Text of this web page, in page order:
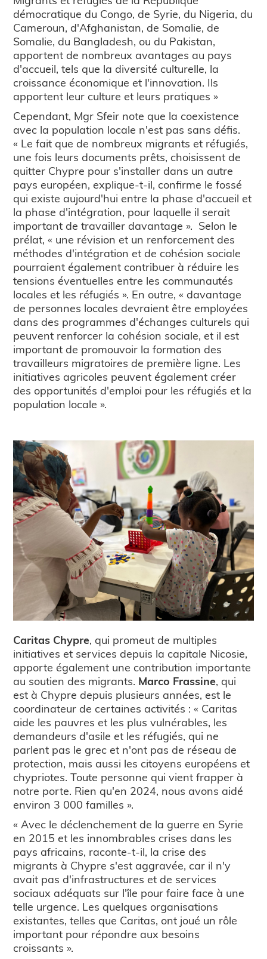
démocratique du Congo, de Syrie, du Nigeria, du
Cameroun, d'Afghanistan, de Somalie, de
Somalie, du Bangladesh, ou du Pakistan,
apportent de nombreux avantages au pays
d'accueil, tels que la diversité culturelle, la
croissance économique et l'innovation. Ils
apportent leur culture et leurs pratiques »
Cependant, Mgr Sfeir note que la coexistence
avec la population locale n'est pas sans défis.
« Le fait que de nombreux migrants et réfugiés,
une fois leurs documents prêts, choisissent de
quitter Chypre pour s'installer dans un autre
pays européen, explique-t-il, confirme le fossé
qui existe aujourd'hui entre la phase d'accueil et
la phase d'intégration, pour laquelle il serait
important de travailler davantage ». Selon le
prélat, « une révision et un renforcement des
méthodes d'intégration et de cohésion sociale
pourraient également contribuer à réduire les
tensions éventuelles entre les communautés
locales et les réfugiés ». En outre, « davantage
de personnes locales devraient être employées
dans des programmes d'échanges culturels qui
peuvent renforcer la cohésion sociale, et il est
important de promouvoir la formation des
travailleurs migratoires de première ligne. Les
initiatives agricoles peuvent également créer
des opportunités d'emploi pour les réfugiés et la
population locale ».
Caritas Chypre, qui promeut de multiples
initiatives et services depuis la capitale Nicosie,
apporte également une contribution importante
au soutien des migrants. Marco Frassine, qui
est à Chypre depuis plusieurs années, est le
coordinateur de certaines activités : « Caritas
aide les pauvres et les plus vulnérables, les
demandeurs d'asile et les réfugiés, qui ne
parlent pas le grec et n'ont pas de réseau de
protection, mais aussi les citoyens européens et
chypriotes. Toute personne qui vient frapper à
notre porte. Rien qu'en 2024, nous avons aidé
environ 3 000 familles ».
« Avec le déclenchement de la guerre en Syrie
en 2015 et les innombrables crises dans les
pays africains, raconte-t-il, la crise des
migrants à Chypre s'est aggravée, car il n'y
avait pas d'infrastructures et de services
sociaux adéquats sur l'île pour faire face à une
telle urgence. Les quelques organisations
existantes, telles que Caritas, ont joué un rôle
important pour répondre aux besoins
croissants ».